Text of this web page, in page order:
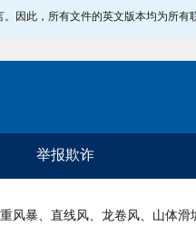
因此，所有文件的英文版本均为所有
举报欺诈
风暴、直线风、龙卷风、山体